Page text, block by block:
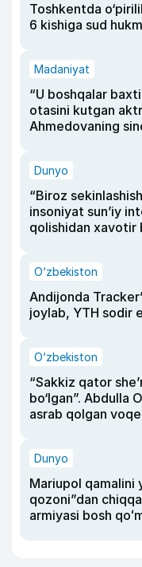
Toshkentda
6 kishiga sud
Madaniyat
“U boshqalar
otasini kutgan
Ahmedovaning
Dunyo
“Biroz
insoniyat sun’iy
qolishidan xavotir
O‘zbekiston
Andijonda
joylab, YTH sodir
O‘zbekiston
“Sakkiz qator
bo‘lgan”. Abdulla
asrab qolgan
Dunyo
Mariupol qamalini
qozoni”dan
armiyasi bosh